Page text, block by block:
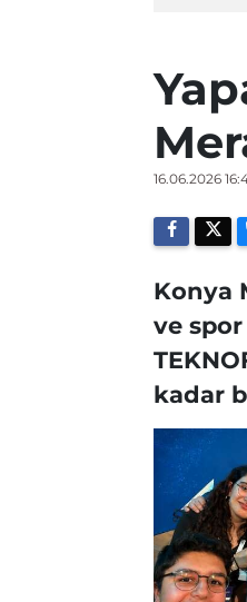
16.06.2026
Konya
ve
kadar